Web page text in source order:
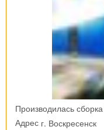
Производилась сборка
Адрес г. Воскресенск